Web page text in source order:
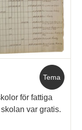
Tema
för fattiga
var gratis.